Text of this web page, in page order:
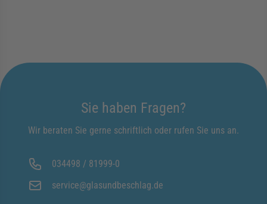
Sie haben Fragen?
Wir beraten Sie gerne schriftlich oder rufen Sie uns an.
034498 / 81999-0
service@glasundbeschlag.de